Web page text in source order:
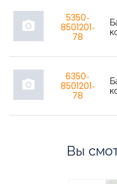
photo_camera
5350-
8501201-
78
photo_camera
6350-
8501201-
78
Вы